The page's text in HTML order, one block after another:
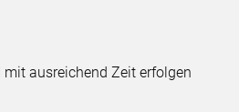
ausreichend Zeit erfolgen